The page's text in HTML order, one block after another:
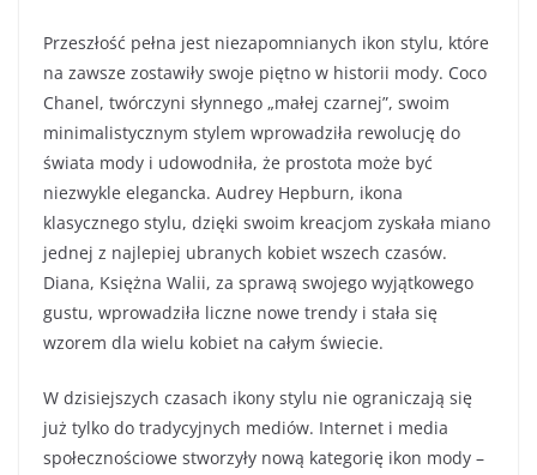
Przeszłość pełna jest niezapomnianych ikon stylu, które
na zawsze zostawiły swoje piętno w historii mody. Coco
Chanel, twórczyni słynnego „małej czarnej”, swoim
minimalistycznym stylem wprowadziła rewolucję do
świata mody i udowodniła, że prostota może być
niezwykle elegancka. Audrey Hepburn, ikona
klasycznego stylu, dzięki swoim kreacjom zyskała miano
jednej z najlepiej ubranych kobiet wszech czasów.
Diana, Księżna Walii, za sprawą swojego wyjątkowego
gustu, wprowadziła liczne nowe trendy i stała się
wzorem dla wielu kobiet na całym świecie.
W dzisiejszych czasach ikony stylu nie ograniczają się
już tylko do tradycyjnych mediów. Internet i media
społecznościowe stworzyły nową kategorię ikon mody –